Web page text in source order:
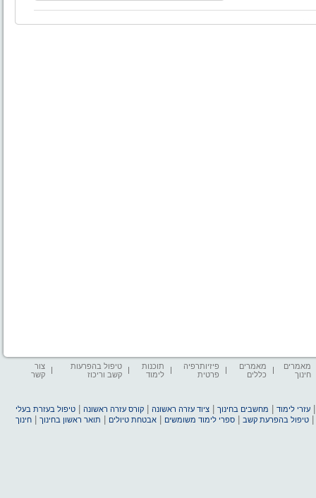
מאמרים
חינוך
מאמרים
כללים
פיזיותרפיה
פרטית
תוכנות
לימוד
טיפול בהפרעות
קשב וריכוז
צור
קשר
עזרי לימוד מחשבים בחינוך |ציוד עזרה ראשונה |קורס עזרה ראשונה |טיפול בעזרת בעלי
|טיפול בהפרעת קשב |ספרי לימוד משומשים |אבטחת טיולים תואר ראשון בחינוך |חינוך